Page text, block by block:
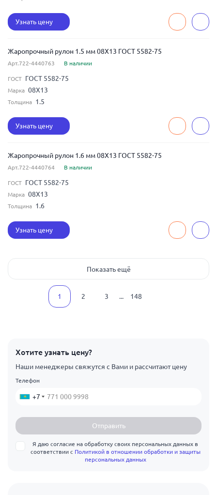
Узнать цену
Жаропрочный рулон 1.5 мм 08Х13 ГОСТ 5582-75
Арт.722-4440763 В наличии
ГОСТ ГОСТ 5582-75
Марка 08Х13
Толщина 1.5
Узнать цену
Жаропрочный рулон 1.6 мм 08Х13 ГОСТ 5582-75
Арт.722-4440764 В наличии
ГОСТ ГОСТ 5582-75
Марка 08Х13
Толщина 1.6
Узнать цену
Показать ещё
1 2 3 ... 148
Хотите узнать цену?
Наши менеджеры свяжутся с Вами и рассчитают цену
Телефон
+7
Отправить
Я даю согласие на обработку своих персональных данных в
соответствии с Политикой в отношении обработки и защиты
персональных данных